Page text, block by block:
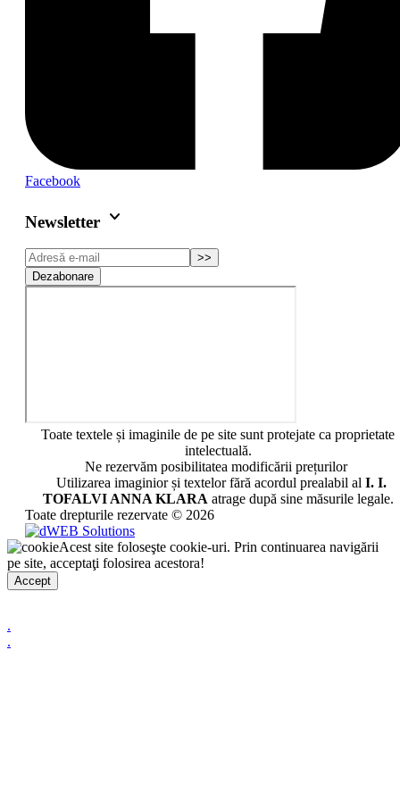
Facebook
Newsletter keyboard_arrow_down
>>
Dezabonare
Toate textele și imaginile de pe site sunt protejate ca proprietate
intelectuală.
Ne rezervăm posibilitatea modificării prețurilor
Utilizarea imaginior și textelor fără acordul prealabil al I. I.
TOFALVI ANNA KLARA atrage după sine măsurile legale.
Toate drepturile rezervate © 2026
Acest site foloseşte cookie-uri. Prin continuarea navigării
pe site, acceptaţi folosirea acestora!
Accept
.
.